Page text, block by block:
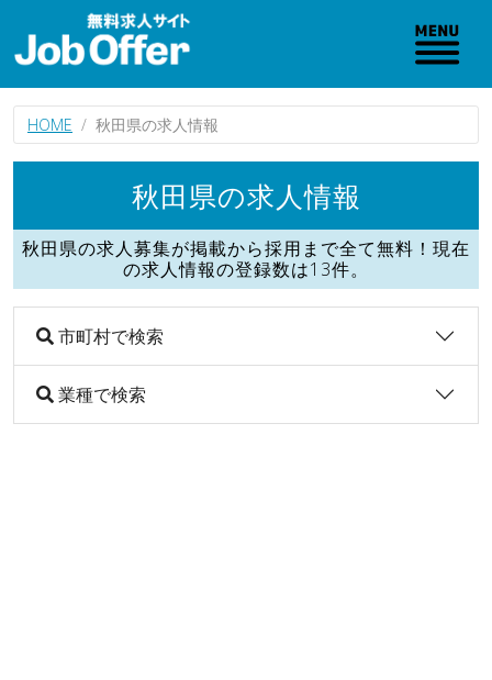
HOME 秋田県の求人情報
秋田県の求人情報
秋田県の求人募集が掲載から採用まで全て無料！現在
の求人情報の登録数は13件。
市町村で検索
業種で検索